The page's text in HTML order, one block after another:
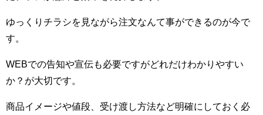
ゆっくりチラシを見ながら注文なんて事ができるのが今で
す。
WEBでの告知や宣伝も必要ですがどれだけわかりやすい
か？が大切です。
商品イメージや値段、受け渡し方法など明確にしておく必